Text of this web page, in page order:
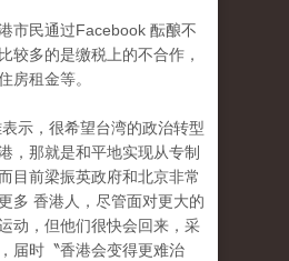
市民通过Facebook 酝酿不
较多的是缴税上的不合作 ，
房租金等。
示，很希望台湾的政治转型
，那就是和平地实现从专制
目前梁振英政府和北京非常
多 香港人，尽管面对更大的
动，但他们很快会回来，采
届时〝香港会变得更难治